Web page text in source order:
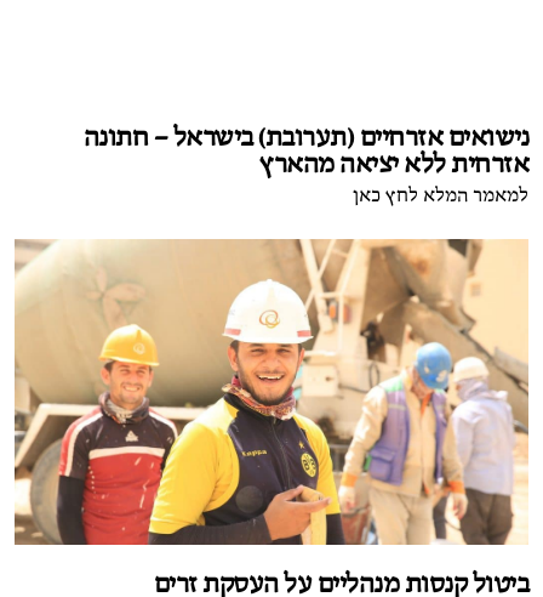
נישואים אזרחיים (תערובת) בישראל – חתונה
אזרחית ללא יציאה מהארץ
למאמר המלא לחץ כאן
ביטול קנסות מנהליים על העסקת זרים